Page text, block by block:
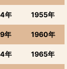
年 1955年
年 1960年
年 1965年